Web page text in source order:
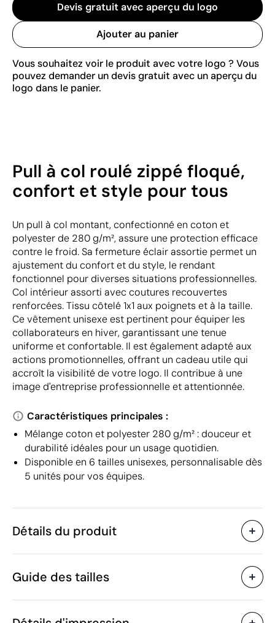
Devis gratuit avec aperçu du logo
Ajouter au panier
Vous souhaitez voir le produit avec votre logo ? Vous
pouvez demander un devis gratuit avec un aperçu du
logo dans le panier.
Pull à col roulé zippé floqué,
confort et style pour tous
Un pull à col montant, confectionné en coton et
polyester de 280 g/m², assure une protection efficace
contre le froid. Sa fermeture éclair assortie permet un
ajustement du confort et du style, le rendant
fonctionnel pour diverses situations professionnelles.
Col intérieur assorti avec coutures recouvertes
renforcées. Tissu côtelé 1x1 aux poignets et à la taille.
Ce vêtement unisexe est pertinent pour équiper les
collaborateurs en hiver, garantissant une tenue
uniforme et confortable. Il est également adapté aux
actions promotionnelles, offrant un cadeau utile qui
accroît la visibilité de votre logo. Il contribue à une
image d'entreprise professionnelle et attentionnée.
Caractéristiques principales :
Mélange coton et polyester 280 g/m² : douceur et
durabilité idéales pour un usage quotidien.
Disponible en 6 tailles unisexes, personnalisable dès
5 unités pour vos équipes.
Détails du produit
Caractéristiques
Code du produit
Guide des tailles